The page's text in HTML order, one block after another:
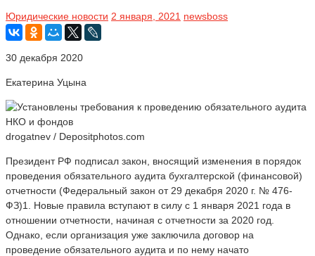
Юридические новости 2 января, 2021 newsboss
30 декабря 2020
Екатерина Уцына
drogatnev / Depositphotos.com
Президент РФ подписал закон, вносящий изменения в порядок
проведения обязательного аудита бухгалтерской (финансовой)
отчетности (Федеральный закон от 29 декабря 2020 г. № 476-
ФЗ)1. Новые правила вступают в силу с 1 января 2021 года в
отношении отчетности, начиная с отчетности за 2020 год.
Однако, если организация уже заключила договор на
проведение обязательного аудита и по нему начато